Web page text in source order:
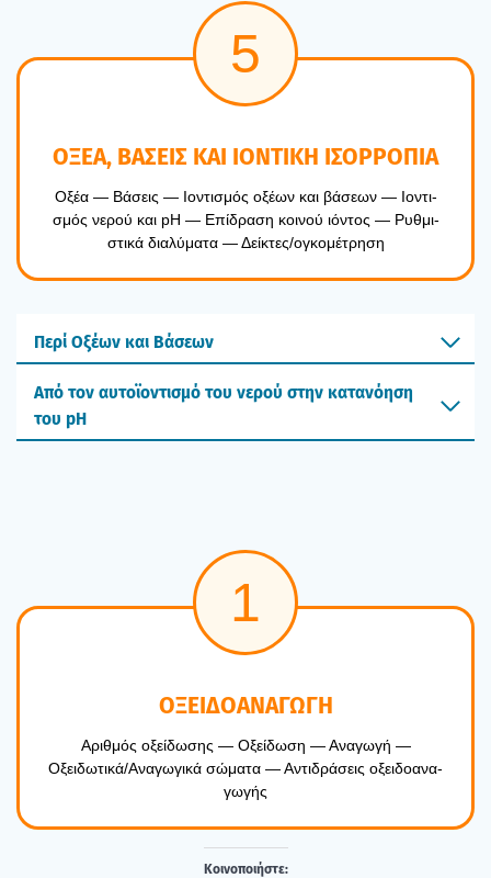
5
ΟΞΕΑ, ΒΑΣΕΙΣ ΚΑΙ ΙΟΝΤΙΚΗ ΙΣΟΡΡΟΠΙΑ
Οξέα — Βάσεις — Ιοντι­σμός οξέ­ων και βάσε­ων — Ιοντι­
σμός νερού και pH — Επί­δρα­ση κοι­νού ιόντος — Ρυθ­μι­
στι­κά δια­λύ­μα­τα — Δείκτες/ογκομέτρηση
Περί Οξέων και Βάσεων
Από τον αυτοϊοντισμό του νερού στην κατανόηση
του pH
1
ΟΞΕΙΔΟΑΝΑΓΩΓΗ
Αριθ­μός οξεί­δω­σης — Οξεί­δω­ση — Ανα­γω­γή —
Οξειδωτικά/Αναγωγικά σώμα­τα — Αντι­δρά­σεις οξει­δο­α­να­
γω­γής
Κοι­νο­ποι­ή­στε: